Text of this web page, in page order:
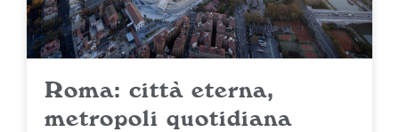
Roma: città eterna,
metropoli quotidiana